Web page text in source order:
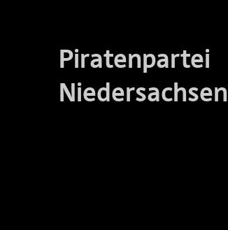
Piratenpartei
Niedersachsen